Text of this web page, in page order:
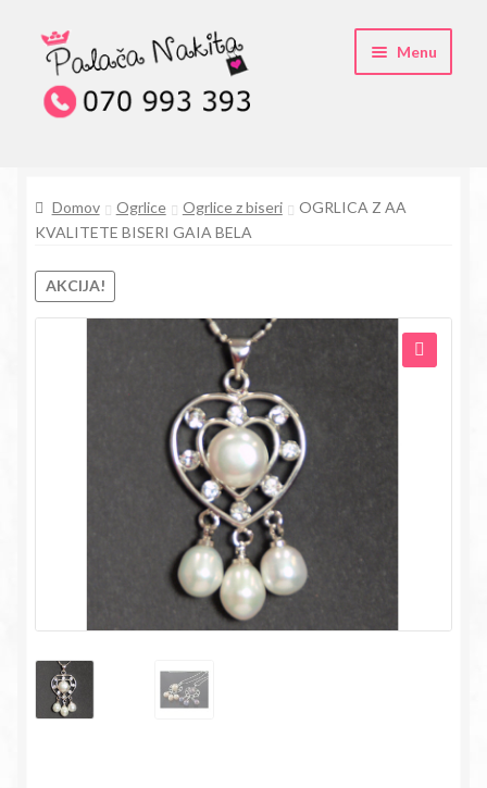
Skip
to
navigation
Skip
to
content
Menu
Pogosta vprašanja
Kontakt
Trgovina
Domov Ogrlice Ogrlice z biseri
OGRLICA Z AA
KVALITETE BISERI GAIA BELA
AKCIJA!